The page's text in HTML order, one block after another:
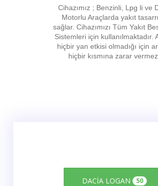
Cihazımız ; Benzinli, Lpg li ve
Motorlu Araçlarda yakıt
sağlar. Cihazımızı Tüm Yakıt
Sistemleri için kullanılmaktadır.
hiçbir yan etkisi olmadığı için
hiçbir kısmına zarar vermez.
DACİA LOGAN 50